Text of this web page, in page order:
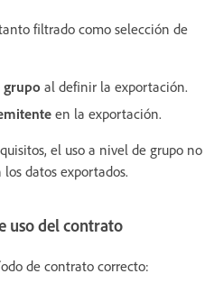
filtrado como selección de
al definir la exportación.
en la exportación.
el uso a nivel de grupo no
datos exportados.
uso del contrato
de contrato correcto: